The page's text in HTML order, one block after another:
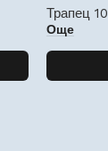
Трапец
Още